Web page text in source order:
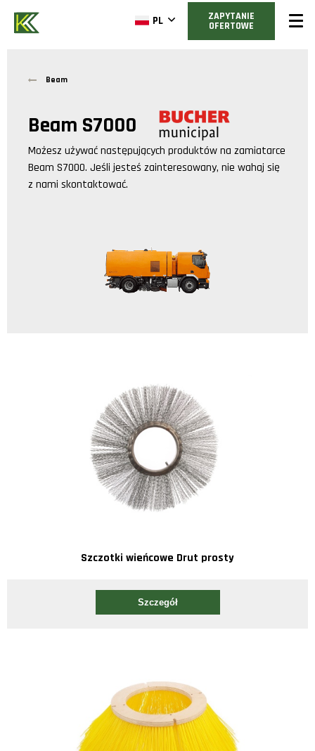
PL ZAPYTANIE
OFERTOWE
Beam
Beam S7000
Możesz używać następujących produktów na zamiatarce
Beam S7000. Jeśli jesteś zainteresowany, nie wahaj się
z nami skontaktować.
Szczotki wieńcowe Drut prosty
Szczegół